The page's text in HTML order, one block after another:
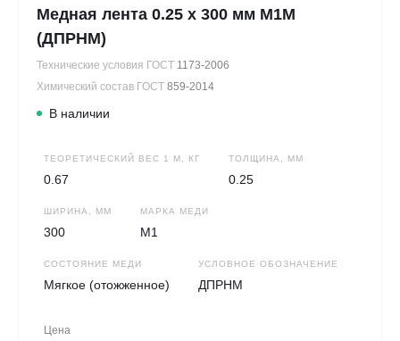
Медная лента 0.25 х 300 мм М1М
(ДПРНМ)
Технические условия ГОСТ 1173-2006
Химический состав ГОСТ 859-2014
В наличии
ТЕОРЕТИЧЕСКИЙ ВЕС 1 М, КГ
0.67
ТОЛЩИНА, ММ
0.25
ШИРИНА, ММ
300
МАРКА МЕДИ
М1
СОСТОЯНИЕ МЕДИ
Мягкое (отожженное)
УСЛОВНОЕ ОБОЗНАЧЕНИЕ
ДПРНМ
Цена